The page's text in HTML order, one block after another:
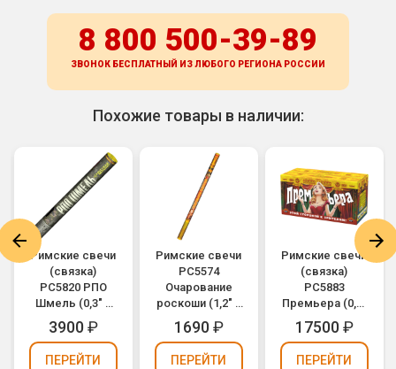
8 800 500-39-89
ЗВОНОК БЕСПЛАТНЫЙ ИЗ ЛЮБОГО РЕГИОНА РОССИИ
Похожие товары в наличии:
Римские свечи
(связка)
РС5820 РПО
Шмель (0,3" х
320) (можно
держать в
руках)
3900₽
ПЕРЕЙТИ
Римские свечи
РС5574
Очарование
роскоши (1,2" х
8)
1690₽
ПЕРЕЙТИ
Римские свечи
(связка)
РС5883
Премьера (0,5"
х 800)
17500₽
ПЕРЕЙТИ